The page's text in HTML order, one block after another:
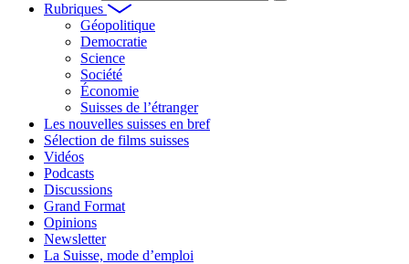
Rubriques
Géopolitique
Democratie
Science
Société
Économie
Suisses de l’étranger
Les nouvelles suisses en bref
Sélection de films suisses
Vidéos
Podcasts
Discussions
Grand Format
Opinions
Newsletter
La Suisse, mode d’emploi